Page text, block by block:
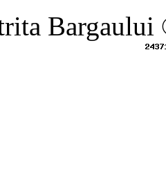
Bargaului